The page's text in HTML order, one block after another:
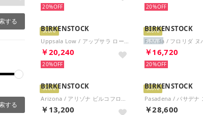
20% 20%
Store
BIRKENSTOCK
Uppsala Low / アップサラ ロー スエードレザー 【レギュラー幅】 UNISEX （ブラック）
￥20,240
20%
Store
BIRKENSTOCK
￥16,720
再入荷
20%
Store
BIRKENSTOCK
Arizona / アリゾナ ビルコフロー 【ナロー幅】 UNISEX （ニューベージュ）
￥13,200
Store
BIRKENSTOCK
￥28,600